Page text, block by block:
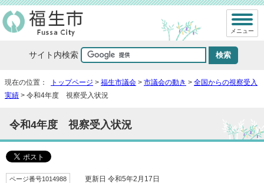
サイト内検索
メニュー
現在の位置： トップページ > 福生市議会 > 市議会の動き > 全国からの視察受入
実績 > 令和4年度 視察受入状況
令和4年度 視察受入状況
ページ番号1014988 更新日 令和5年2月17日